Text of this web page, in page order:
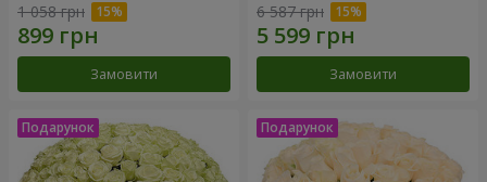
1 058 грн
Замовити
6 587 грн
Замовити